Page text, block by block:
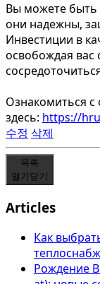
Вы можете быть
они надежны,
Инвестиции в
освобождая вас
Ознакомиться
здесь: https://
수정 삭제
목록
열기닫기
Articles
Как
Рождение